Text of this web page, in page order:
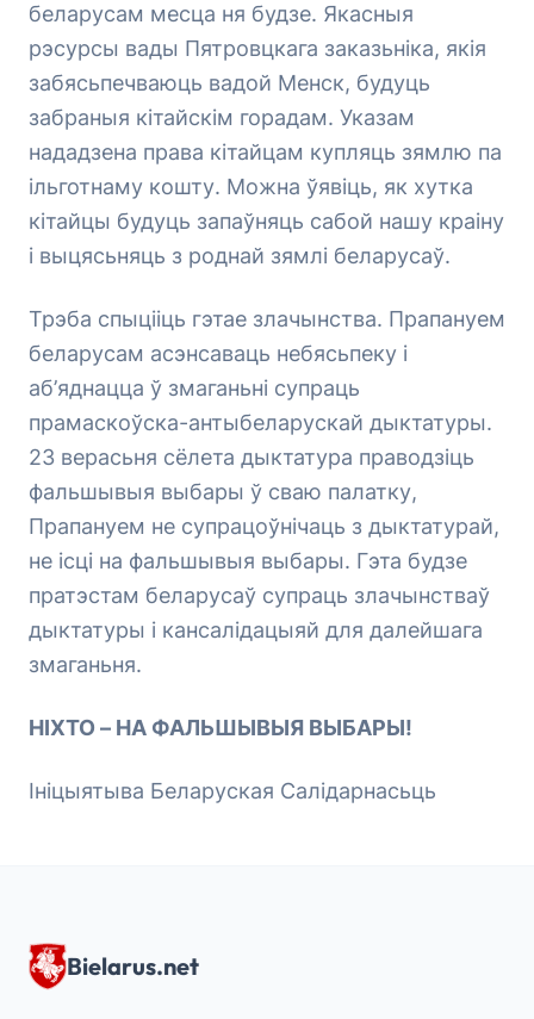
беларусам месца ня будзе. Якасныя
рэсурсы вады Пятровцкага заказьніка, якія
забясьпечваюць вадой Менск, будуць
забраныя кітайскім горадам. Указам
нададзена права кітайцам купляць зямлю па
ільготнаму кошту. Можна ўявіць, як хутка
кітайцы будуць запаўняць сабой нашу краіну
і выцясьняць з роднай зямлі беларусаў.
Трэба спыцііць гэтае злачынства. Прапануем
беларусам асэнсаваць небясьпеку і
аб’яднацца ў змаганьні супраць
прамаскоўска-антыбеларускай дыктатуры.
23 верасьня сёлета дыктатура праводзіць
фальшывыя выбары ў сваю палатку,
Прапануем не супрацоўнічаць з дыктатурай,
не ісці на фальшывыя выбары. Гэта будзе
пратэстам беларусаў супраць злачынстваў
дыктатуры і кансалідацыяй для далейшага
змаганьня.
НІХТО – НА ФАЛЬШЫВЫЯ ВЫБАРЫ!
Ініцыятыва Беларуская Салідарнасьць
Bielarus.net